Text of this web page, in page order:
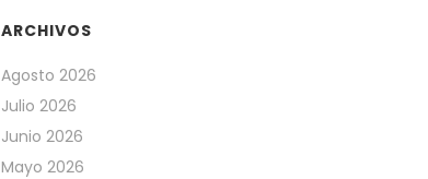
ARCHIVOS
Agosto 2026
Julio 2026
Junio 2026
Mayo 2026